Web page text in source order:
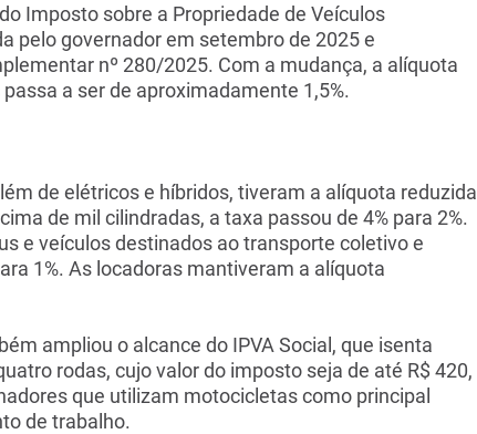
Imposto sobre a Propriedade de Veículos
pelo governador em setembro de 2025 e
nº 280/2025. Com a mudança, a alíquota
a ser de aproximadamente 1,5%.
de elétricos e híbridos, tiveram a alíquota reduzida
de mil cilindradas, a taxa passou de 4% para 2%.
e veículos destinados ao transporte coletivo e
1%. As locadoras mantiveram a alíquota
ampliou o alcance do IPVA Social, que isenta
rodas, cujo valor do imposto seja de até R$ 420,
que utilizam motocicletas como principal
de trabalho.